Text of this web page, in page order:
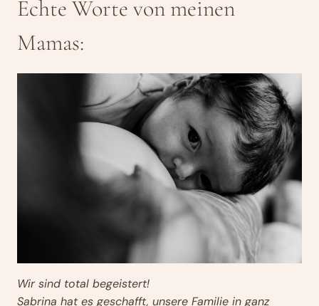
Echte Worte von meinen
Mamas:
Wir sind total begeistert!
Sabrina hat es geschafft, unsere Familie in ganz